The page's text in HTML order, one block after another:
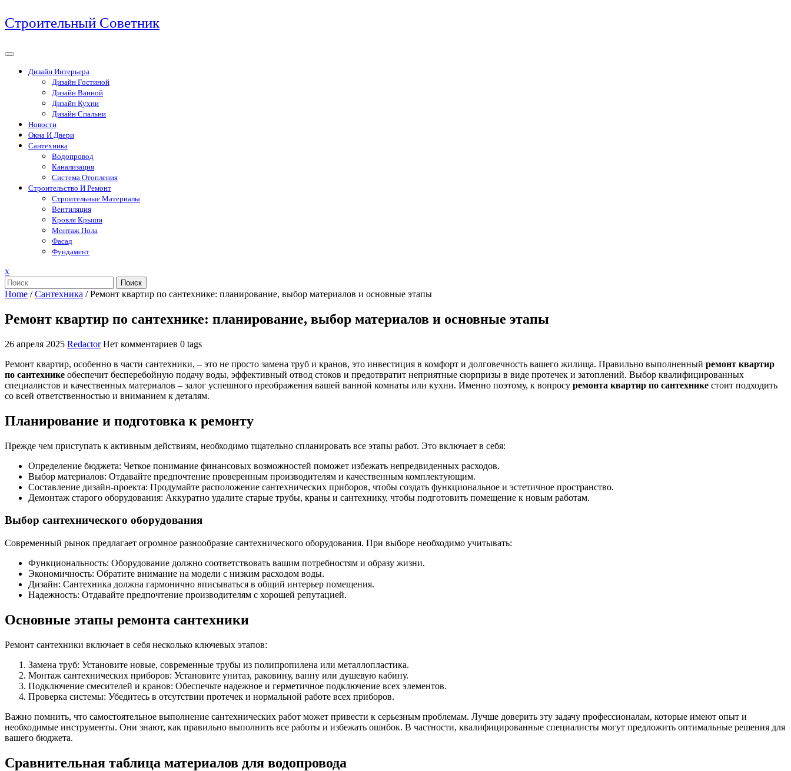
Перейти
к
Строительный Советник
Дизайн Интерьера
Дизайн Гостиной
Дизайн Ванной
Дизайн Кухни
Дизайн Спальни
Новости
Окна И Двери
Сантехника
Водопровод
Канализация
Система Отопления
Строительство И Ремонт
Строительные Материалы
Вентиляция
Кровля Крыши
Монтаж Пола
Фасад
Фундамент
xЗакрыть
меню
Поиск
Home /Сантехника /Ремонт квартир по сантехнике: планирование, выбор материалов и основные этапы
Ремонт квартир по сантехнике: планирование, выбор материалов и основные этапы
26 апреля 2025 Redactor Нет комментариев 0 tags
Ремонт квартир, особенно в части сантехники, – это не просто замена труб и кранов, это инвестиция в комфорт и долговечность вашего жилища. Правильно выполненный ремонт квартир
по сантехнике обеспечит бесперебойную подачу воды, эффективный отвод стоков и предотвратит неприятные сюрпризы в виде протечек и затоплений. Выбор квалифицированных
специалистов и качественных материалов – залог успешного преображения вашей ванной комнаты или кухни. Именно поэтому, к вопросу ремонта квартир по сантехнике стоит подходить
со всей ответственностью и вниманием к деталям.
Планирование и подготовка к ремонту
Прежде чем приступать к активным действиям, необходимо тщательно спланировать все этапы работ. Это включает в себя:
Определение бюджета: Четкое понимание финансовых возможностей поможет избежать непредвиденных расходов.
Выбор материалов: Отдавайте предпочтение проверенным производителям и качественным комплектующим.
Составление дизайн-проекта: Продумайте расположение сантехнических приборов, чтобы создать функциональное и эстетичное пространство.
Демонтаж старого оборудования: Аккуратно удалите старые трубы, краны и сантехнику, чтобы подготовить помещение к новым работам.
Выбор сантехнического оборудования
Современный рынок предлагает огромное разнообразие сантехнического оборудования. При выборе необходимо учитывать:
Функциональность: Оборудование должно соответствовать вашим потребностям и образу жизни.
Экономичность: Обратите внимание на модели с низким расходом воды.
Дизайн: Сантехника должна гармонично вписываться в общий интерьер помещения.
Надежность: Отдавайте предпочтение производителям с хорошей репутацией.
Основные этапы ремонта сантехники
Ремонт сантехники включает в себя несколько ключевых этапов:
Замена труб: Установите новые, современные трубы из полипропилена или металлопластика.
Монтаж сантехнических приборов: Установите унитаз, раковину, ванну или душевую кабину.
Подключение смесителей и кранов: Обеспечьте надежное и герметичное подключение всех элементов.
Проверка системы: Убедитесь в отсутствии протечек и нормальной работе всех приборов.
Важно помнить, что самостоятельное выполнение сантехнических работ может привести к серьезным проблемам. Лучше доверить эту задачу профессионалам, которые имеют опыт и
необходимые инструменты. Они знают, как правильно выполнить все работы и избежать ошибок. В частности, квалифицированные специалисты могут предложить оптимальные решения для
вашего бюджета.
Сравнительная таблица материалов для водопровода